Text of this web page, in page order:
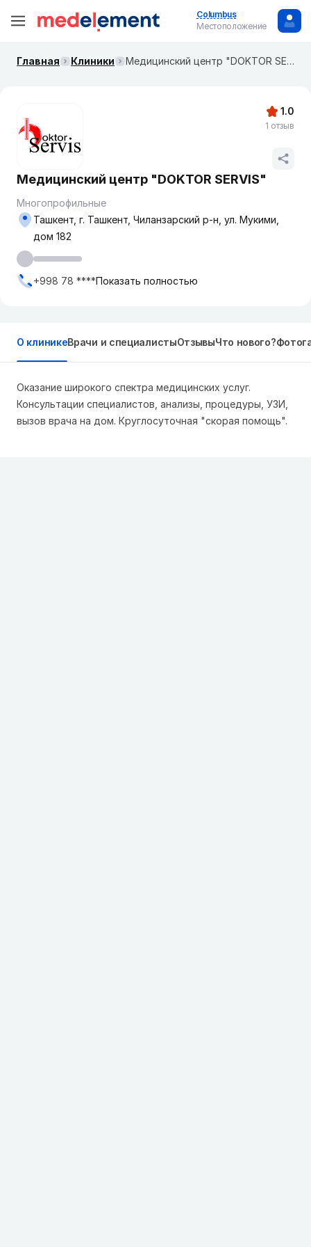
Columbus
Местоположение
Главная Клиники Медицинский центр "DOKTOR SERVIS"
Медицинский центр "DOKTOR SERVIS"
Многопрофильные
Ташкент, г. Ташкент, Чиланзарский р-н, ул. Мукими,
дом 182
+998 78 ****Показать полностью
1.0
1 отзыв
О клиникеВрачи и специалистыОтзывыЧто нового?
Оказание широкого спектра медицинских услуг.
Консультации специалистов, анализы, процедуры, УЗИ,
вызов врача на дом. Круглосуточная "скорая помощь".